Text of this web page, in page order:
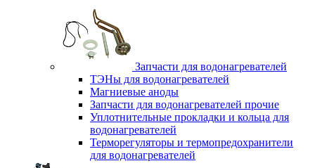
Запчасти для водонагревателей
ТЭНы для водонагревателей
Магниевые аноды
Запчасти для водонагревателей прочие
Уплотнительные прокладки и кольца для
водонагревателей
Терморегуляторы и термопредохранители
для водонагревателей